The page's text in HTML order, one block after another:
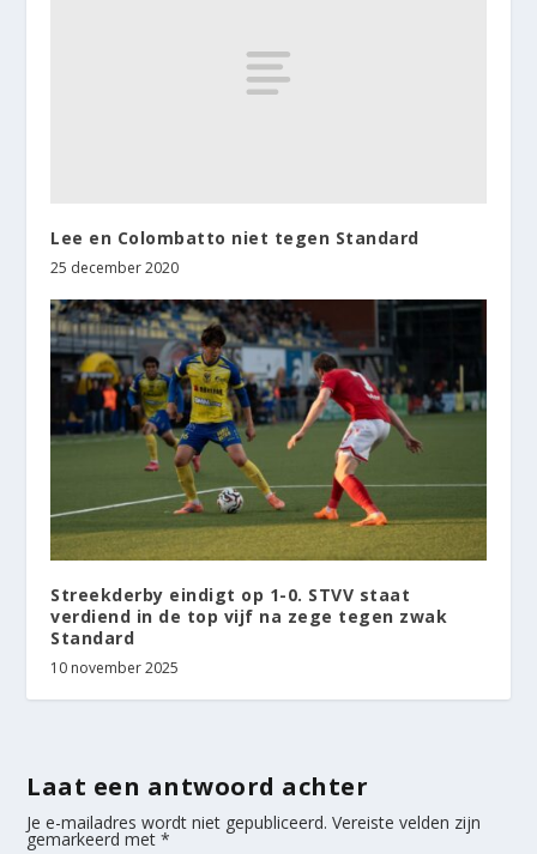
Lee en Colombatto niet tegen Standard
25 december 2020
Streekderby eindigt op 1-0. STVV staat
verdiend in de top vijf na zege tegen zwak
Standard
10 november 2025
Laat een antwoord achter
Je e-mailadres wordt niet gepubliceerd. Vereiste velden zijn
gemarkeerd met*